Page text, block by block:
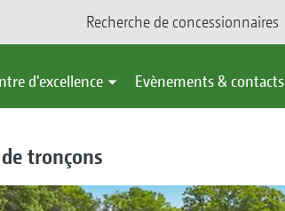
Recherche de concessionnaires
d'excellence Evènements & contacts
tronçons